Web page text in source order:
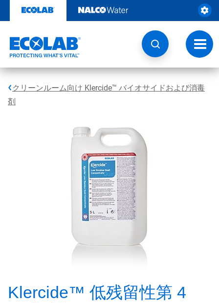
テ
る
ト
グ
ル
ナ
ゲ
クリーンルーム向け Klercide™ バイオサイド​​​​​​​および消毒
剤
Klercide™ 低残留性第 4